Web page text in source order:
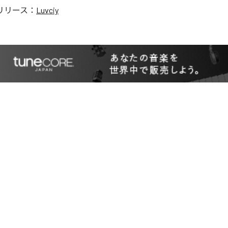
リース： Luvciy